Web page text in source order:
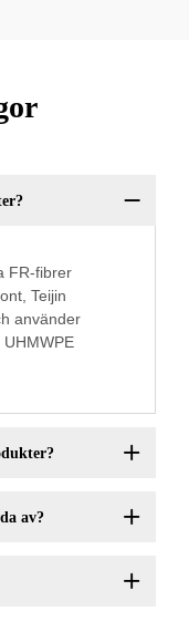
FR-fibrer
Teijin
använder
av?